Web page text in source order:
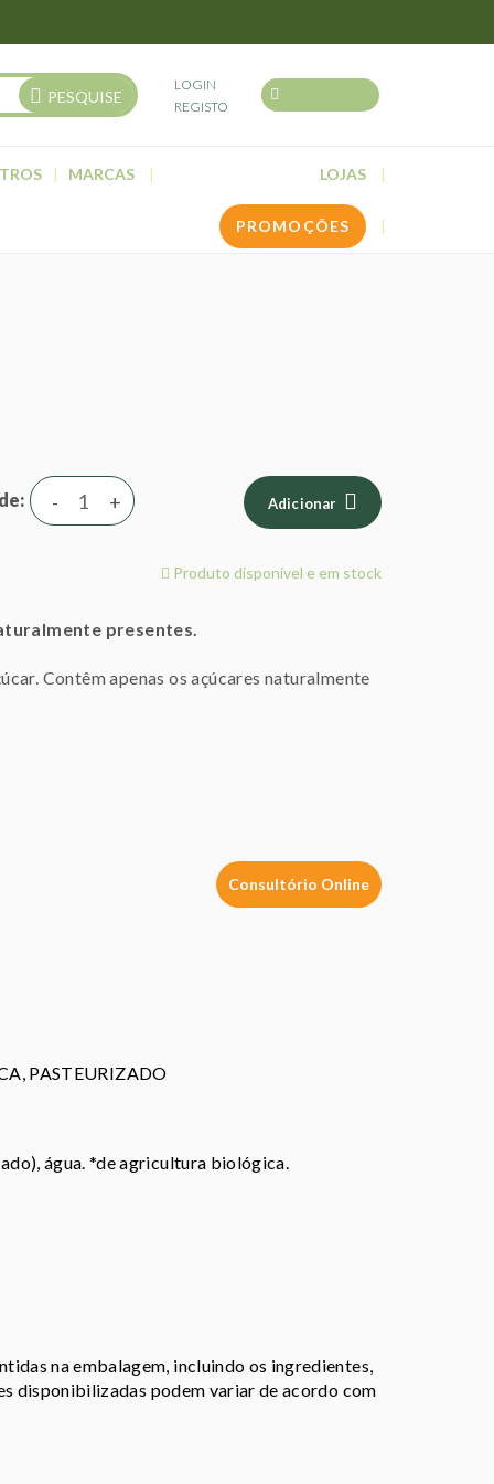
PESQUISE
LOGIN
REGISTO
MARCAS LOJAS
PROMOÇÕES
+
- Adicionar
Produto disponível e em stock
presentes.
Contêm apenas os açúcares naturalmente
Consultório Online
PASTEURIZADO
água. *de agricultura biológica.
na embalagem, incluindo os ingredientes,
disponibilizadas podem variar de acordo com